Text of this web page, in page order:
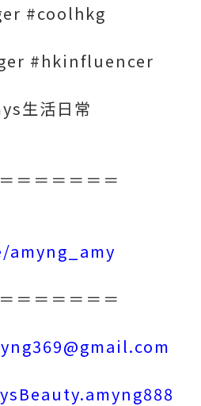
#coolhkg
#hkinfluencer
生活日常
＝＝＝＝＝＝
＝＝＝＝＝＝